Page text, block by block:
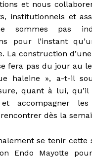
et nous
institutionnels et
sommes pas
pour l’instant
La construction
fera pas du jour au
haleine », a-t-il
quant à lui,
accompagner les
dès la
se tenir cette
Endo Mayotte